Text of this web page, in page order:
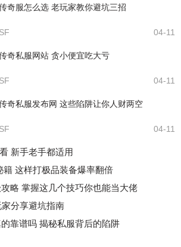
奇服怎么选 老玩家教你避坑三招
04-11
奇私服网站 贪小便宜吃大亏
04-11
奇私服发布网 这些陷阱让你人财两空
04-11
新手老手都适用
籍 这样打极品装备爆率翻倍
略 掌握这几个技巧你也能当大佬
分享避坑指南
靠谱吗 揭秘私服背后的陷阱